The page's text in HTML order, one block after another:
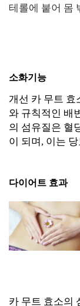
테롤에 붙어 몸
소화기능
개선 카 무트 효
와 규칙적인 배
의 섬유질은 혈
이 되며, 이는
다이어트 효과
카 무트 효소의